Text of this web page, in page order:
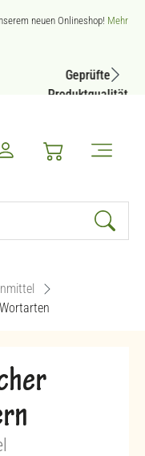
neuen Onlineshop! Mehr
Geprüfte
Produktqualität
Wortarten